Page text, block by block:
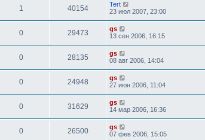
1 40154
Tert
23 июл 2007, 23:00
0 29473
gs
13 сен 2006, 16:15
0 28135
gs
08 авг 2006, 14:04
0 24948
gs
27 июн 2006, 11:04
0 31629
gs
14 мар 2006, 16:36
0 26500
gs
07 фев 2006, 15:05